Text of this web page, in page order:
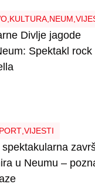
, KULTURA, NEUM
Divlje jagode
Spektakl rock
, VIJESTI
u Neumu –